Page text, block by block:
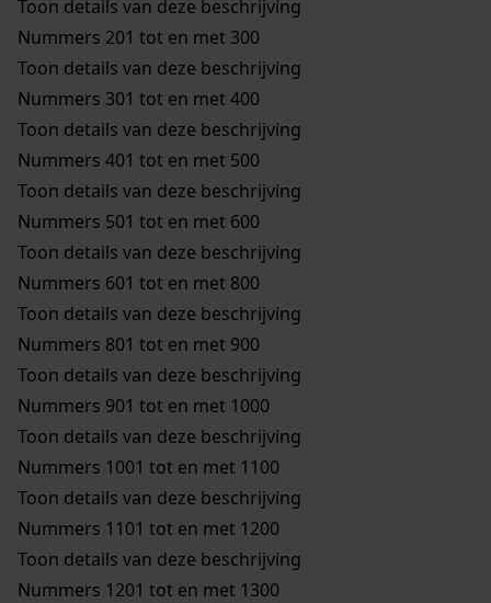
Toon details van deze beschrijving
Nummers 201 tot en met 300
Toon details van deze beschrijving
Nummers 301 tot en met 400
Toon details van deze beschrijving
Nummers 401 tot en met 500
Toon details van deze beschrijving
Nummers 501 tot en met 600
Toon details van deze beschrijving
Nummers 601 tot en met 800
Toon details van deze beschrijving
Nummers 801 tot en met 900
Toon details van deze beschrijving
Nummers 901 tot en met 1000
Toon details van deze beschrijving
Nummers 1001 tot en met 1100
Toon details van deze beschrijving
Nummers 1101 tot en met 1200
Toon details van deze beschrijving
Nummers 1201 tot en met 1300